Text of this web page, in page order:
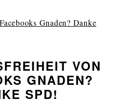
VON
GNADEN?
SPD!